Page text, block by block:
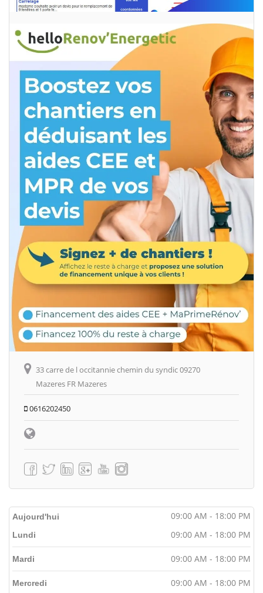
33 carre de l occitannie chemin du syndic 09270
Mazeres FR Mazeres
0616202450
Aujourd'hui 09:00 AM - 18:00 PM
Lundi 09:00 AM - 18:00 PM
Mardi 09:00 AM - 18:00 PM
Mercredi 09:00 AM - 18:00 PM